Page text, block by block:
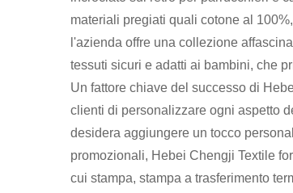
materiali pregiati quali cotone al
l'azienda offre una collezione
tessuti sicuri e adatti ai bambini, che
Un fattore chiave del successo di
clienti di personalizzare ogni aspetto
desidera aggiungere un tocco
promozionali, Hebei Chengji Textile
cui stampa, stampa a trasferimento